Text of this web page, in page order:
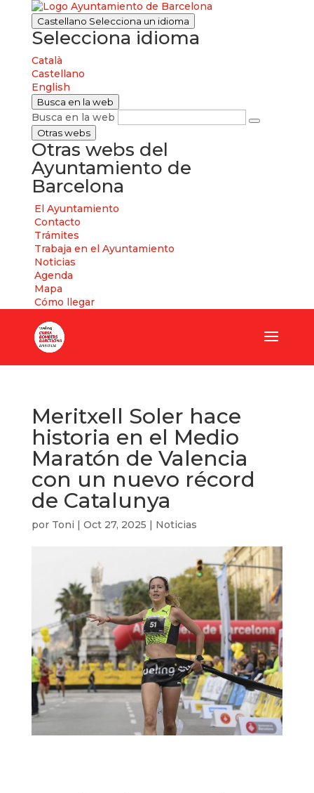
Castellano Selecciona un idioma
Selecciona idioma
Català
Castellano
English
Busca en la web
Busca en la web
Otras webs
Otras webs del
Ayuntamiento de
Barcelona
El Ayuntamiento
Contacto
Trámites
Trabaja en el Ayuntamiento
Noticias
Agenda
Mapa
Cómo llegar
Meritxell Soler hace
historia en el Medio
Maratón de Valencia
con un nuevo récord
de Catalunya
por Toni | Oct 27, 2025 | Noticias